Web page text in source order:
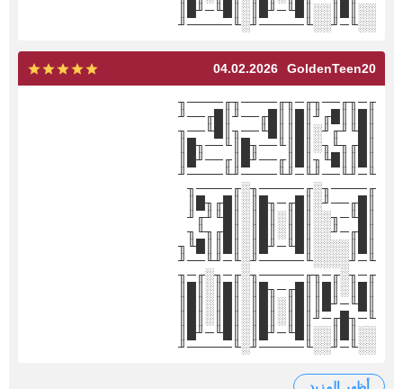
░░║█║░░║█╙─╜█║░║█╙─╜█║
░░╙─╜░░╙─────╜░╙─────╜
GoldenTeen20
04.02.2026
╓─╖╓──╖╓─╖╓────╖╓────╖
║█║║█╓╜║█║║█╓──╜║█╓──╜
║█╙╜╓╜░║█║║█╙──╖║█╙──╖
║█╓╖╙╖░║█║╙──╖█║╙──╖█║
║█║║█╙╖║█║╓──╜█║╓──╜█║
╙─╜╙──╜╙─╜╙────╜╙────╜
╓────╖░╓─────╖░╓────╖
║█╓──╜░║█╓─╖█║░║█╓╖█║
║█╙─╖░░║█║░║█║░║█╙╜╓╜
║█╓─╜░░║█║░║█║░║█╓╖╙╖
║█║░░░░║█╙─╜█║░║█║║█╙╖
╙─╜░░░░╙─────╜░╙─╜╙──╜
╓─╖░╓─╖╓─────╖░╓─╖░╓─╖
║█║░║█║║█╓─╖█║░║█║░║█║
║█╙─╜█║║█║░║█║░║█║░║█║
╙─╖█╓─╜║█║░║█║░║█║░║█║
░░║█║░░║█╙─╜█║░║█╙─╜█║
░░╙─╜░░╙─────╜░╙─────╜